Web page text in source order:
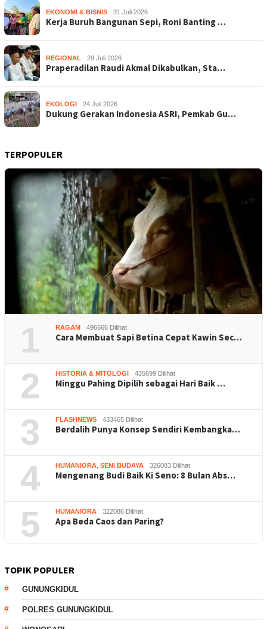
EKONOMI & BISNIS 31 Juli 2026
Kerja Buruh Bangunan Sepi, Roni Banting …
REGIONAL 29 Juli 2026
Praperadilan Raudi Akmal Dikabulkan, Sta…
EKOLOGI 24 Juli 2026
Dukung Gerakan Indonesia ASRI, Pemkab Gu…
TERPOPULER
1 RAGAM 496666 Dilihat
Cara Membuat Sapi Betina Cepat Kawin Sec…
2 HISTORIA & MITOLOGI 435699 Dilihat
Minggu Pahing Dipilih sebagai Hari Baik …
3 FLASHNEWS 433465 Dilihat
Berdalih Punya Konsep Sendiri Kembangka…
4 HUMANIORA, SENI BUDAYA 326083 Dilihat
Mengenang Budi Baik Ki Seno: 8 Bulan Abs…
5 HUMANIORA 322086 Dilihat
Apa Beda Caos dan Paring?
TOPIK POPULER
GUNUNGKIDUL
POLRES GUNUNGKIDUL